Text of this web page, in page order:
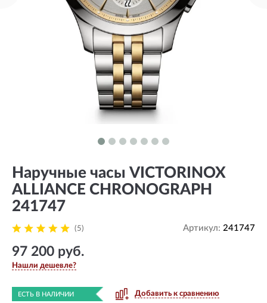
Наручные часы VICTORINOX
ALLIANCE CHRONOGRAPH
241747
(5) Артикул: 241747
97 200 руб.
Нашли дешевле?
ЕСТЬ В НАЛИЧИИ Добавить к сравнению